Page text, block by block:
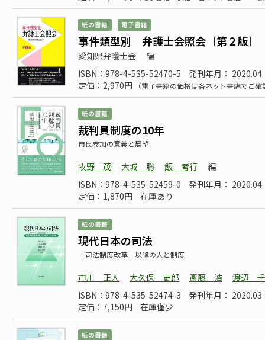
紙の書籍 電子書籍
事件類型別 弁護士会照会［第２版］
愛知県弁護士会
編
ISBN：978-4-535-52470-5
発刊年月： 2020.04
定価：2,970円
（電子書籍の価格は各ネット書店でご
紙の書籍
裁判員制度の10年
市民参加の意義と展望
牧野 茂 大城 聡 飯 考行
編
ISBN：978-4-535-52459-0
発刊年月： 2020.04
定価：1,870円
在庫あり
紙の書籍
現代日本の司法
「司法制度改革」以降の人と制度
市川 正人 大久保 史郎 斎藤 浩
渡辺
ISBN：978-4-535-52474-3
発刊年月： 2020.03
定価：7,150円
在庫僅少
紙の書籍